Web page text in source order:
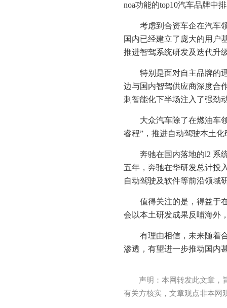
noa功能的top10汽车品牌中
考虑到合资车企在汽车
国内已经建立了庞大的用户
推进智驾系统研发及迭代升
特别是面对自主品牌的
边与国内智驾供应商深度合
刺智能化下半场注入了强劲
大众汽车除了在燃油车
睿程”，推进自动驾驶本土
奔驰在国内落地的l2 系
五年，奔驰在华研发总计投
自动驾驶及软件等前沿领域
值得关注的是，得益于
会以本土研发成果反哺海外
有理由相信，未来随着
渗透，有望进一步推动国内
声明：本网转发此文章，
有关方核实，文章观点非本网